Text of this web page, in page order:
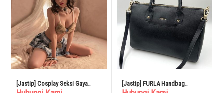
[Jastip] Cosplay Seksi Gaya
[Jastip] FURLA Handbag